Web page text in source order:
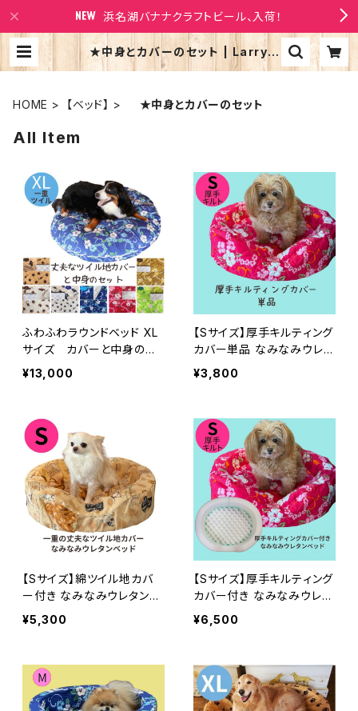
浜名湖バナナクラフトビール、入荷！
★中身とカバーのセット | Larry's
Company
HOME 【ベッド】 ★中身とカバーのセット
All Item
ふわふわラウンドベッド XL
サイズ カバーと中身のセ
ット 直径130ｃｍ
¥13,000
【Sサイズ】厚手キルティング
カバー単品 なみなみウレタ
ンカドラー用｜小型犬用・オ
ーソペディック犬ベッド｜日
¥3,800
【Sサイズ】綿ツイル地カバ
ー付き なみなみウレタンカ
ドラー｜小型犬用・オーソペ
ディック犬ベッド｜日本製
¥5,300
【Sサイズ】厚手キルティング
カバー付き なみなみウレタ
ンカドラー｜小型犬用・オー
ソペディック犬ベッド｜日本
¥6,500